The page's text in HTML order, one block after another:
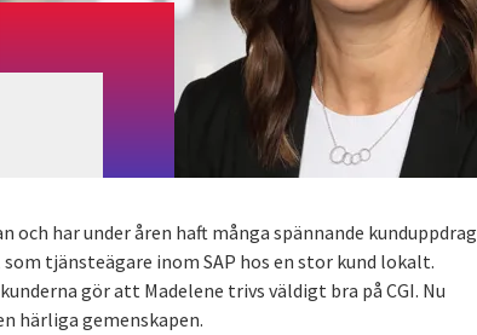
och har under åren haft många spännande kunduppdrag
tjänsteägare inom SAP hos en stor kund lokalt.
gör att Madelene trivs väldigt bra på CGI. Nu
härliga gemenskapen.